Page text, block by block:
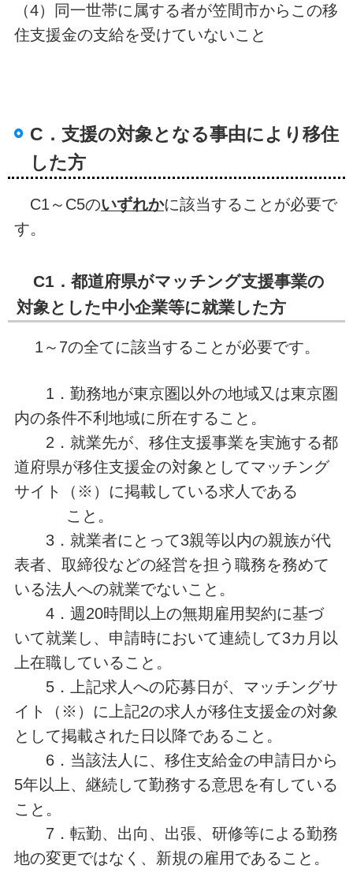
（4）同一世帯に属する者が笠間市からこの移
住支援金の支給を受けていないこと
C．支援の対象となる事由により移住
した方
C1～C5のいずれかに該当することが必要で
す。
C1．都道府県がマッチング支援事業の
対象とした中小企業等に就業した方
1～7の全てに該当することが必要です。
1．勤務地が東京圏以外の地域又は東京圏
内の条件不利地域に所在すること。
2．就業先が、移住支援事業を実施する都
道府県が移住支援金の対象としてマッチング
サイト（※）に掲載している求人である
こと。
3．就業者にとって3親等以内の親族が代
表者、取締役などの経営を担う職務を務めて
いる法人への就業でないこと。
4．週20時間以上の無期雇用契約に基づ
いて就業し、申請時において連続して3カ月以
上在職していること。
5．上記求人への応募日が、マッチングサ
イト（※）に上記2の求人が移住支援金の対象
として掲載された日以降であること。
6．当該法人に、移住支給金の申請日から
5年以上、継続して勤務する意思を有している
こと。
7．転勤、出向、出張、研修等による勤務
地の変更ではなく、新規の雇用であること。